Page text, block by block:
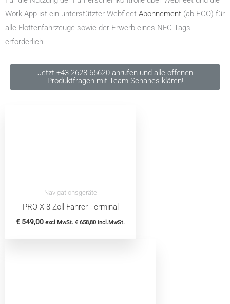
Work App ist ein unterstützter Webfleet Abonnement (ab ECO) für
alle Flottenfahrzeuge sowie der Erwerb eines NFC-Tags
erforderlich.
Jetzt +43 2628 65620 anrufen und alle offenen
Produktfragen mit Team Schanes klären!
Navigationsgeräte
PRO X 8 Zoll Fahrer Terminal
€ 549,00 excl MwSt. € 658,80 incl.MwSt.